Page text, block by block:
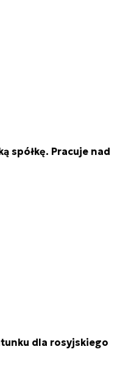
spółkę. Pracuje nad
dla rosyjskiego